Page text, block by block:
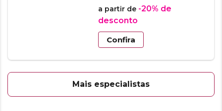
a partir de -20% de
desconto
Confira
Mais especialistas